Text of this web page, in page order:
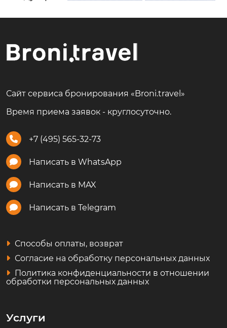
Сайт сервиса бронирования «Broni.travel»
Время приема заявок - круглосуточно.
+7 (495) 565-32-73
Написать в WhatsApp
Написать в MAX
Написать в Telegram
Способы оплаты, возврат
Согласие на обработку персональных данных
Политика конфиденциальности в отношении
обработки персональных данных
Услуги